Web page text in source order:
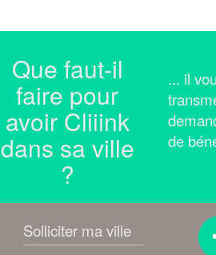
Que faut-il
faire pour
avoir Cliiink
dans sa ville
?
... il
de
Solliciter ma ville